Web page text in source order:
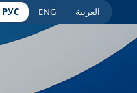
РУС ENG العربية